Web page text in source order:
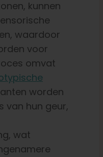
kunnen
waardoor
voor
omvat
worden
van hun geur,
wat